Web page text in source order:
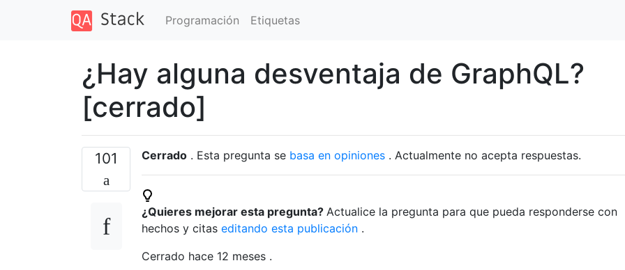
Programación Etiquetas
¿Hay alguna desventaja de GraphQL?
[cerrado]
101 Cerrado . Esta pregunta se basa en opiniones . Actualmente no acepta respuestas.
¿Quieres mejorar esta pregunta? Actualice la pregunta para que pueda responderse con
hechos y citas editando esta publicación .
Cerrado hace 12 meses .